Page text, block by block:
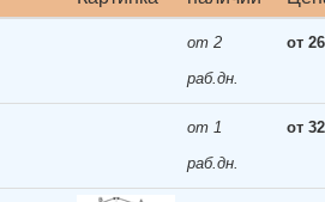
от 2
раб.дн.
от
от 1
раб.дн.
от